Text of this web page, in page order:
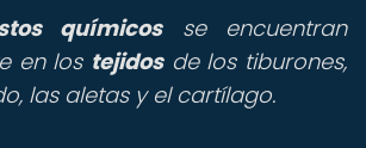
químicosse encuentran
en los tejidosde los tiburones,
las aletas y el cartílago.